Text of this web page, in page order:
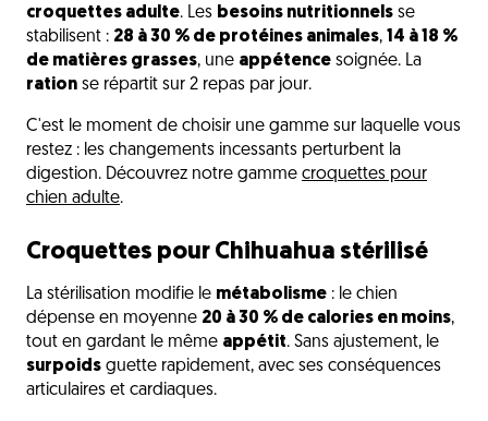
croquettes adulte. Les besoins nutritionnels se
stabilisent : 28 à 30 % de protéines animales, 14 à 18 %
de matières grasses, une appétence soignée. La
ration se répartit sur 2 repas par jour.
C'est le moment de choisir une gamme sur laquelle vous
restez : les changements incessants perturbent la
digestion. Découvrez notre gamme croquettes pour
chien adulte.
Croquettes pour Chihuahua stérilisé
La stérilisation modifie le métabolisme : le chien
dépense en moyenne 20 à 30 % de calories en moins,
tout en gardant le même appétit. Sans ajustement, le
surpoids guette rapidement, avec ses conséquences
articulaires et cardiaques.